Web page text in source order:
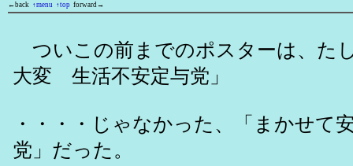
←back ↑menu ↑top forward→
ついこの前までのポスターは、た
大変 生活不安定与党」
・・・・じゃなかった、「まかせて
党」だった。